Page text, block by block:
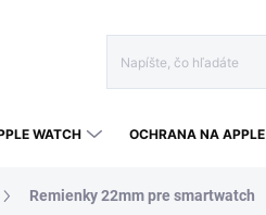
WATCH OCHRANA NA APPLE
Remienky 22mm pre smartwatch